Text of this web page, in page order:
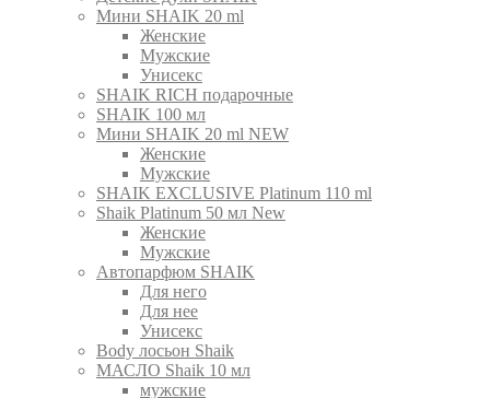
Мини SHAIK 20 ml
Женские
Мужские
Унисекс
SHAIK RICH подарочные
SHAIK 100 мл
Мини SHAIK 20 ml NEW
Женские
Мужские
SHAIK EXCLUSIVE Platinum 110 ml
Shaik Platinum 50 мл New
Женские
Мужские
Автопарфюм SHAIK
Для него
Для нее
Унисекс
Body лосьон Shaik
МАСЛО Shaik 10 мл
мужские